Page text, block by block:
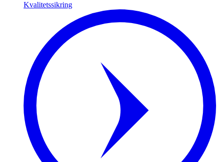
Kvalitetssikring